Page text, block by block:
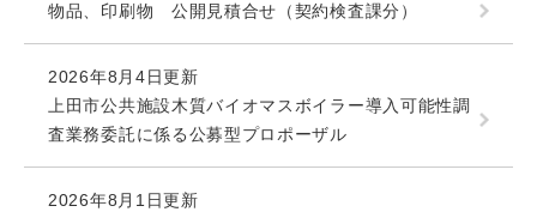
物品、印刷物 公開見積合せ（契約検査課分）
2026年8月4日更新
上田市公共施設木質バイオマスボイラー導入可能性調
査業務委託に係る公募型プロポーザル
2026年8月1日更新